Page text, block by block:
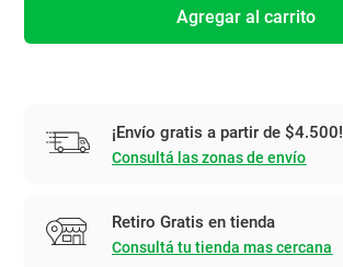
Agregar al carrito
¡Envío gratis a partir de $4.500!
Consultá las zonas de envío
Retiro Gratis en tienda
Consultá tu tienda mas cercana